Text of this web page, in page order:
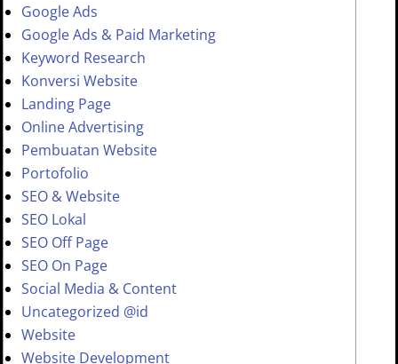
Google Ads
Google Ads & Paid Marketing
Keyword Research
Konversi Website
Landing Page
Online Advertising
Pembuatan Website
Portofolio
SEO & Website
SEO Lokal
SEO Off Page
SEO On Page
Social Media & Content
Uncategorized @id
Website
Website Development